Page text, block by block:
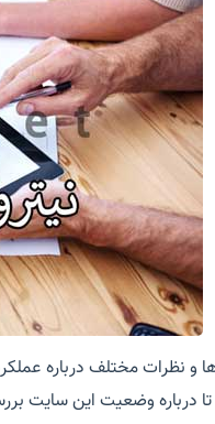
تا درباره وضعیت این سایت